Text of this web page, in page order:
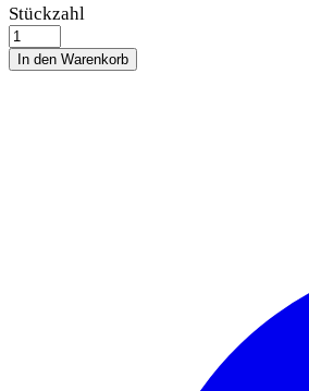
Trixie
Hundebox
Basic
-
Stückzahl
In den Warenkorb